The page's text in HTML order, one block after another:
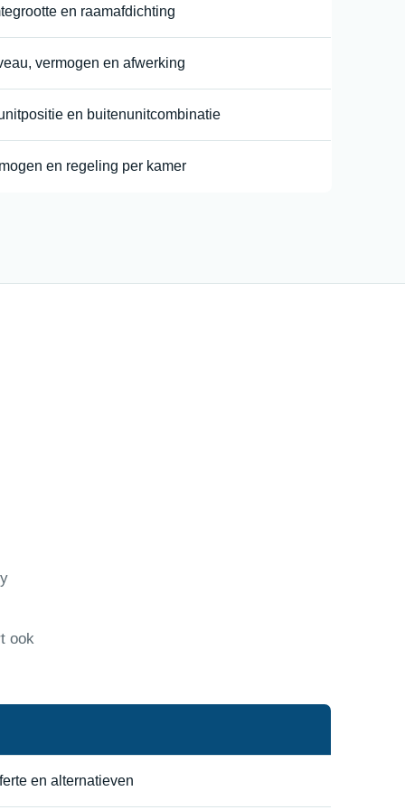
en raamafdichting
vermogen en afwerking
en buitenunitcombinatie
en regeling per kamer
ook
en alternatieven